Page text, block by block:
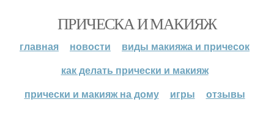
ПРИЧЕСКА И МАКИЯЖ
главная новости
виды макияжа и причесок
как делать прически и макияж
прически и макияж на дому
игры отзывы